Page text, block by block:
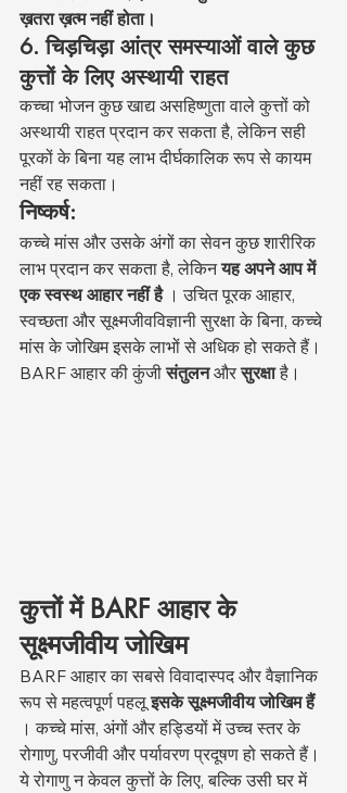
ख़तरा ख़त्म नहीं होता।
6. चिड़चिड़ा आंत्र समस्याओं वाले कुछ
कुत्तों के लिए अस्थायी राहत
कच्चा भोजन कुछ खाद्य असहिष्णुता वाले कुत्तों को
अस्थायी राहत प्रदान कर सकता है, लेकिन सही
पूरकों के बिना यह लाभ दीर्घकालिक रूप से कायम
नहीं रह सकता।
निष्कर्ष:
कच्चे मांस और उसके अंगों का सेवन कुछ शारीरिक
लाभ प्रदान कर सकता है, लेकिन यह अपने आप में
एक स्वस्थ आहार नहीं है । उचित पूरक आहार,
स्वच्छता और सूक्ष्मजीवविज्ञानी सुरक्षा के बिना, कच्चे
मांस के जोखिम इसके लाभों से अधिक हो सकते हैं।
BARF आहार की कुंजी संतुलन और सुरक्षा है।
कुत्तों में BARF आहार के
सूक्ष्मजीवीय जोखिम
BARF आहार का सबसे विवादास्पद और वैज्ञानिक
रूप से महत्वपूर्ण पहलू इसके सूक्ष्मजीवीय जोखिम हैं
। कच्चे मांस, अंगों और हड्डियों में उच्च स्तर के
रोगाणु, परजीवी और पर्यावरण प्रदूषण हो सकते हैं।
ये रोगाणु न केवल कुत्तों के लिए, बल्कि उसी घर में